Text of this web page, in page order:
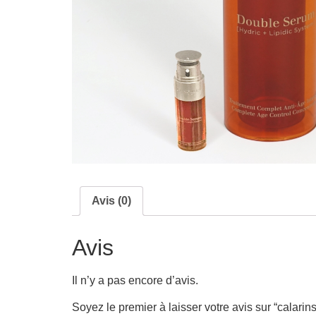
Avis (0)
Avis
Il n’y a pas encore d’avis.
Soyez le premier à laisser votre avis sur